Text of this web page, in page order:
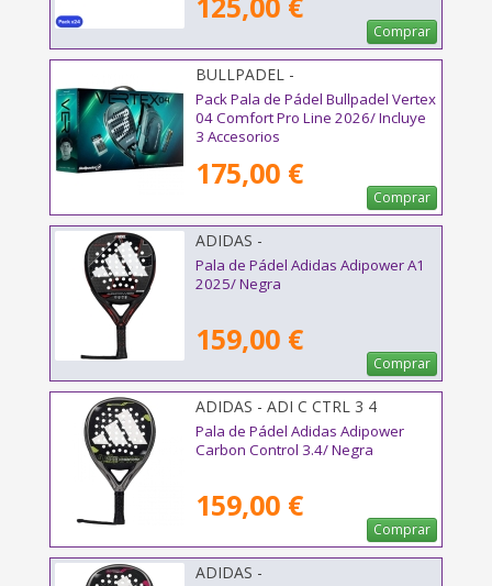
Comprar
BULLPADEL -
Pack Pala de Pádel Bullpadel Vertex
04 Comfort Pro Line 2026/ Incluye
3 Accesorios
175,00 €
Comprar
ADIDAS -
Pala de Pádel Adidas Adipower A1
2025/ Negra
159,00 €
Comprar
ADIDAS - ADI C CTRL 3 4
Pala de Pádel Adidas Adipower
Carbon Control 3.4/ Negra
159,00 €
Comprar
ADIDAS -